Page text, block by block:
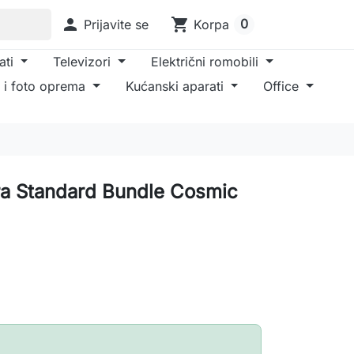
 Prijavite se shopping_cart Korpa 0
Televizori
Električni romobili
i foto oprema Kućanski aparati
Office
Standard Bundle Cosmic